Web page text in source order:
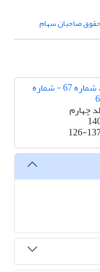
صاحبان سهام
دوره 5، شماره 67 - شماره
چهارم
126-